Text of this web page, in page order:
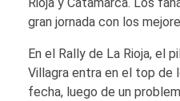
gran jornada con los
En el Rally de La Rioja, el
Villagra entra en el top de
fecha, luego de un